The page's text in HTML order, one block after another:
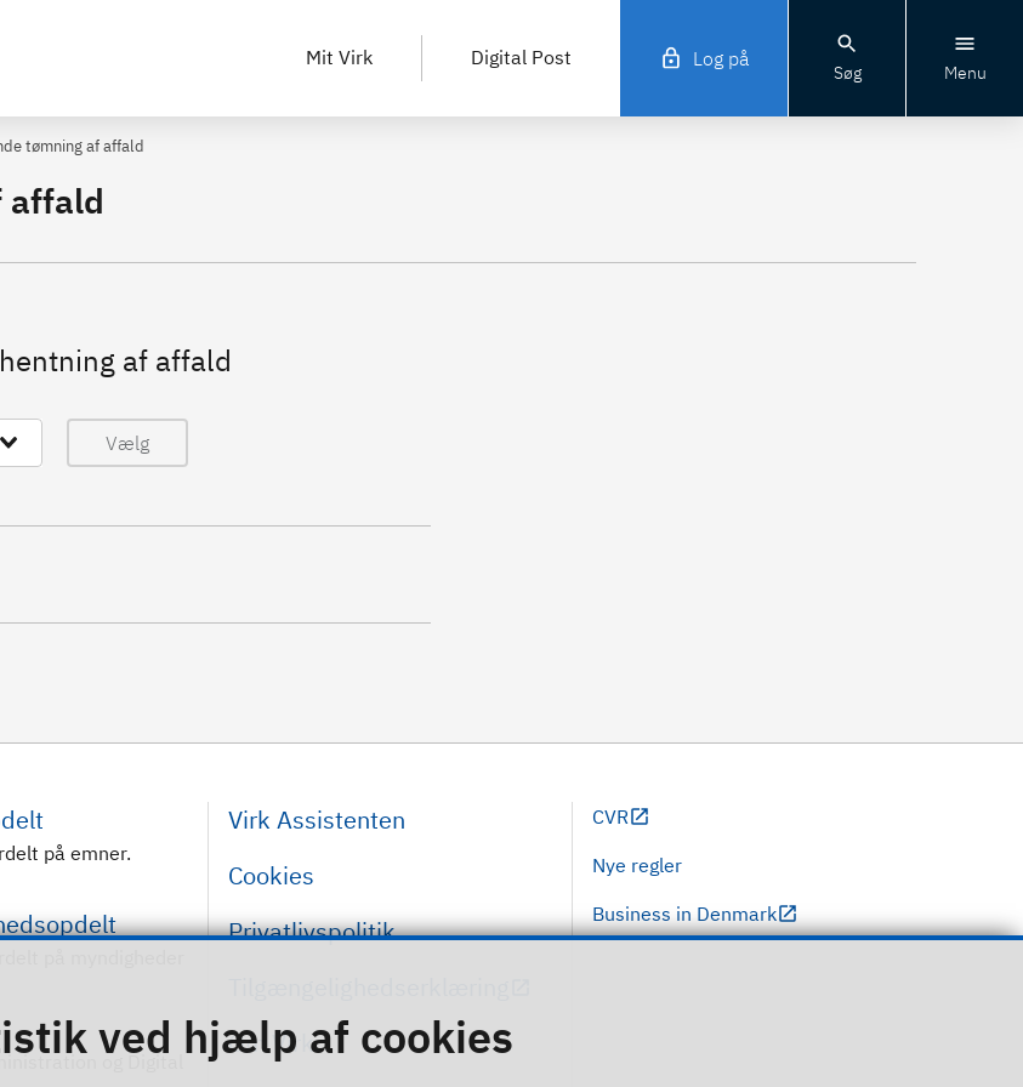
ved hjælp af cookies
Mit Virk
Digital Post Log på
Søg Menu
tømning af affald
affald
af affald
Vælg
på emner.
Virk Assistenten
Cookies
Privatlivspolitik
Om Virk
CVR
Nye regler
Business in Denmark